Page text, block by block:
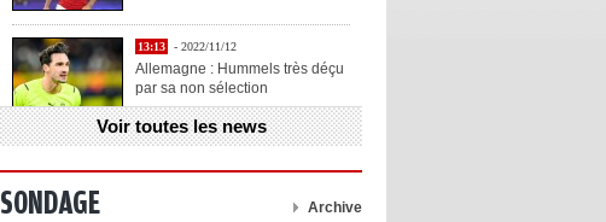
13:13 - 2022/11/12
Allemagne : Hummels très déçu
par sa non sélection
13:11 - 2022/11/12
Henry explique la chose qu'il
Voir toutes les news
SONDAGE Archive